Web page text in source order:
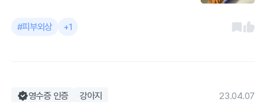
주사를 맞고 항생제를 처방받았습니다 큰
혈관이 지나가는 자리는 아니여서 크게 문
만 다닙니다! 주변에 사는 대형견 뿐만 아니
#피부외상 +1
영수증 인증 강아지 23.04.07